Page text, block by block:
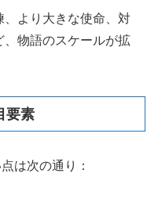
、より大きな使命、対
物語のスケールが拡
要素
は次の通り：